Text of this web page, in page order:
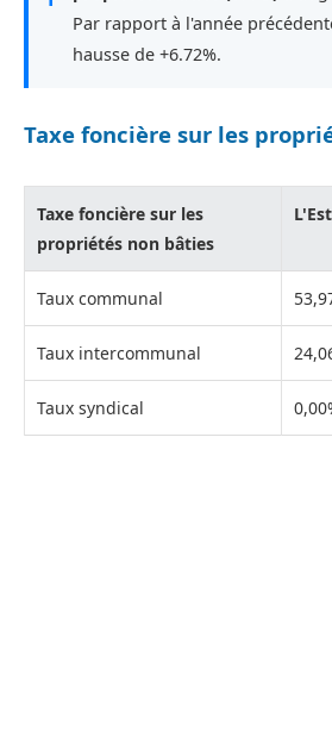
Par rapport à l'année
hausse de +6.72%.
Taxe foncière sur les
Taxe foncière sur les
propriétés non bâties
Taux communal
Taux intercommunal
Taux syndical